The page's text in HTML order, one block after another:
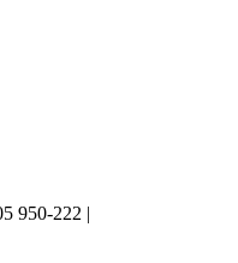
950-222 |